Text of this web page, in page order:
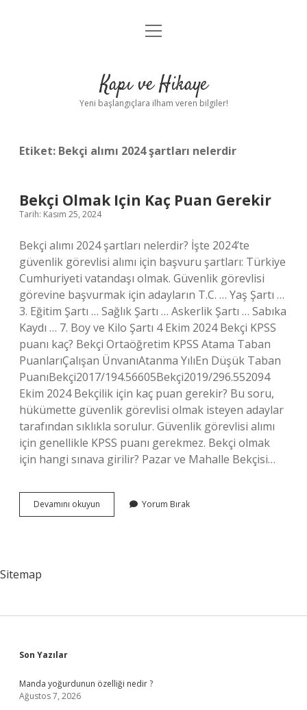
Anasayfa
Yasal Uyarı
menüyü
Kapı ve Hikaye
Yeni başlangıçlara ilham veren bilgiler!
Etiket: Bekçi alımı 2024 şartları nelerdir
Bekçi Olmak Için Kaç Puan Gerekir
Tarih: Kasım 25, 2024
Bekçi alımı 2024 şartları nelerdir? İşte 2024’te
güvenlik görevlisi alımı için başvuru şartları: Türkiye
Cumhuriyeti vatandaşı olmak. Güvenlik görevlisi
görevine başvurmak için adayların T.C. … Yaş Şartı …
3. Eğitim Şartı … Sağlık Şartı … Askerlik Şartı … Sabıka
Kaydı … 7. Boy ve Kilo Şartı 4 Ekim 2024 Bekçi KPSS
puanı kaç? Bekçi Ortaöğretim KPSS Atama Taban
PuanlarıÇalışan ÜnvanıAtanma YılıEn Düşük Taban
PuanıBekçi2017/194.56605Bekçi2019/296.552094
Ekim 2024 Bekçilik için kaç puan gerekir? Bu soru,
hükümette güvenlik görevlisi olmak isteyen adaylar
tarafından sıklıkla sorulur. Güvenlik görevlisi alımı
için genellikle KPSS puanı gerekmez. Bekçi olmak
için hangi sınava girilir? Pazar ve Mahalle Bekçisi…
Devamını okuyun
Olmak
Yorum Bırak
Sitemap
Sidebar
Son Yazılar
Manda yoğurdunun özelliği nedir ?
Ağustos 7, 2026